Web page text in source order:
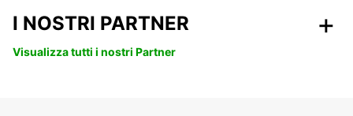
I NOSTRI PARTNER
Visualizza tutti i nostri Partner